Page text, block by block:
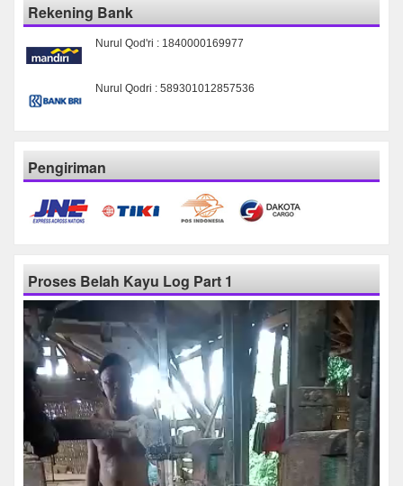
Rekening Bank
Nurul Qod'ri : 1840000169977
Nurul Qodri : 589301012857536
Pengiriman
Proses Belah Kayu Log Part 1
Pemutar
Video